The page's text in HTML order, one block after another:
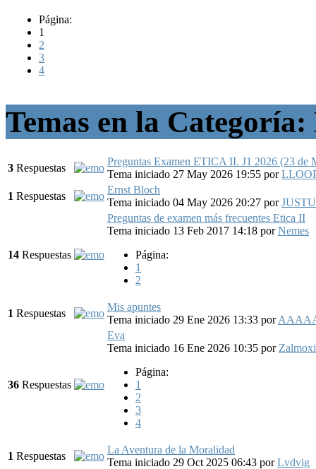
Página:
1
2
3
4
Temas en la
3 Respuestas
Preguntas Examen ETICA II. J1 2026 (23 de
Tema iniciado 27 May 2026 19:55 por
1 Respuestas
Ernst Bloch
Tema iniciado 04 May 2026 20:27 por
14 Respuestas
Preguntas de examen más frecuentes Etica II
Tema iniciado 13 Feb 2017 14:18 porNemes
Página:
1
2
1 Respuestas
Mis apuntes
Tema iniciado 29 Ene 2026 13:33 por
36 Respuestas
Eva
Tema iniciado 16 Ene 2026 10:35 por
Página:
1
2
3
4
1 Respuestas
La Aventura de la Moralidad
Tema iniciado 29 Oct 2025 06:43 porLvdvig